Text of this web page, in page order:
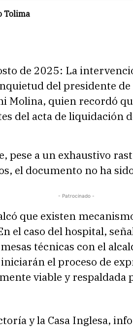
Tolima
de 2025: La
del presidente
Molina, quien recordó
del acta de liquidación
pese a un exhaustivo
el documento no ha
- Patrocinado -
que existen
el caso del hospital,
técnicas con el
el proceso de
viable y respaldada
y la Casa Inglesa,